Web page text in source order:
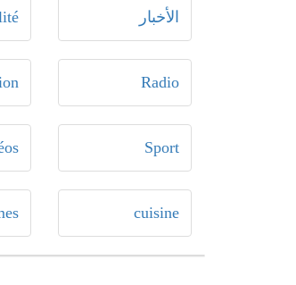
الأخبار
Radio
Sport
cuisine